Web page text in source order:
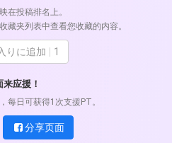
在投稿排名上。
藏夹列表中查看您收藏的内容。
りに追加 1
应援！
每日可获得1次支援PT。
分享页面